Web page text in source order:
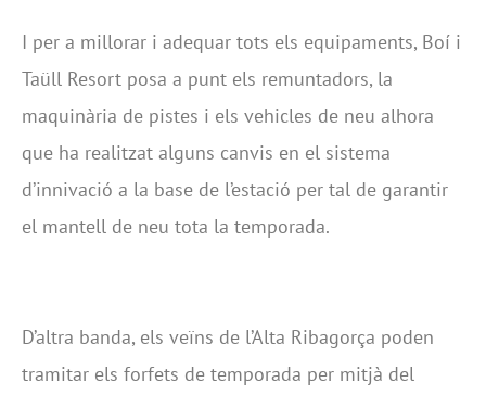
I per a millorar i adequar tots els equipaments, Boí i
Taüll Resort posa a punt els remuntadors, la
maquinària de pistes i els vehicles de neu alhora
que ha realitzat alguns canvis en el sistema
d’innivació a la base de l’estació per tal de garantir
el mantell de neu tota la temporada.
D’altra banda, els veïns de l’Alta Ribagorça poden
tramitar els forfets de temporada per mitjà del